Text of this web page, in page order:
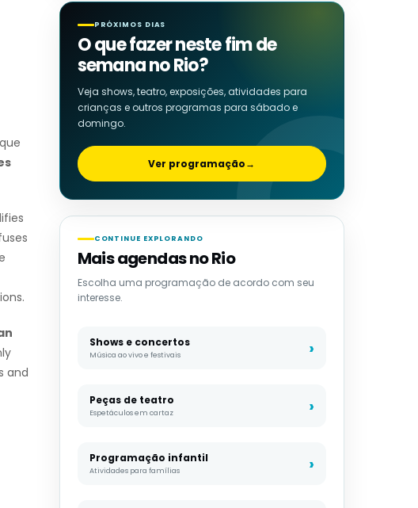
and
PRÓXIMOS DIAS
O que fazer neste fim de
semana no Rio?
Veja shows, teatro, exposições, atividades para
crianças e outros programas para sábado e
domingo.
Ver programação→
CONTINUE EXPLORANDO
Mais agendas no Rio
Escolha uma programação de acordo com seu
interesse.
Shows e concertos
Música ao vivo e festivais
Peças de teatro
Espetáculos em cartaz
Programação infantil
Atividades para famílias